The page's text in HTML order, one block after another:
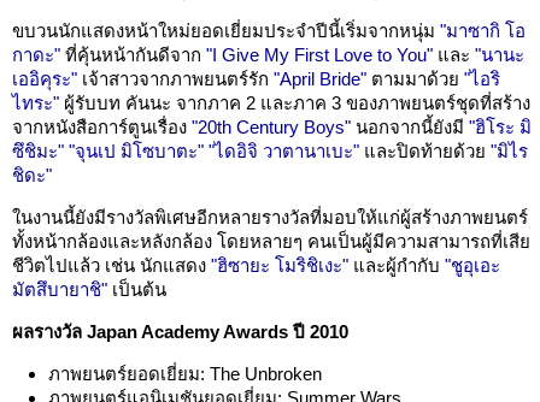
ขบวนนักแสดงหน้าใหม่ยอดเยี่ยมประจำปีนี้เริ่มจากหนุ่ม "มาซากิ โอ
กาดะ" ที่คุ้นหน้ากันดีจาก "I Give My First Love to You" และ "นานะ
เออิคุระ" เจ้าสาวจากภาพยนตร์รัก "April Bride" ตามมาด้วย "ไอริ
ไทระ" ผู้รับบท คันนะ จากภาค 2 และภาค 3 ของภาพยนตร์ชุดที่สร้าง
จากหนังสือการ์ตูนเรื่อง "20th Century Boys" นอกจากนี้ยังมี "ฮิโระ มิ
ซึชิมะ" "จุนเป มิโซบาตะ" "ไดอิจิ วาตานาเบะ" และปิดท้ายด้วย "มิไร
ชิดะ"
ในงานนี้ยังมีรางวัลพิเศษอีกหลายรางวัลที่มอบให้แก่ผู้สร้างภาพยนตร์
ทั้งหน้ากล้องและหลังกล้อง โดยหลายๆ คนเป็นผู้มีความสามารถที่เสีย
ชีวิตไปแล้ว เช่น นักแสดง "ฮิซายะ โมริชิเงะ" และผู้กำกับ "ชูอุเอะ
มัตสึบายาชิ" เป็นต้น
ผลรางวัล Japan Academy Awards ปี 2010
ภาพยนตร์ยอดเยี่ยม: The Unbroken
ภาพยนตร์แอนิเมชันยอดเยี่ยม: Summer Wars